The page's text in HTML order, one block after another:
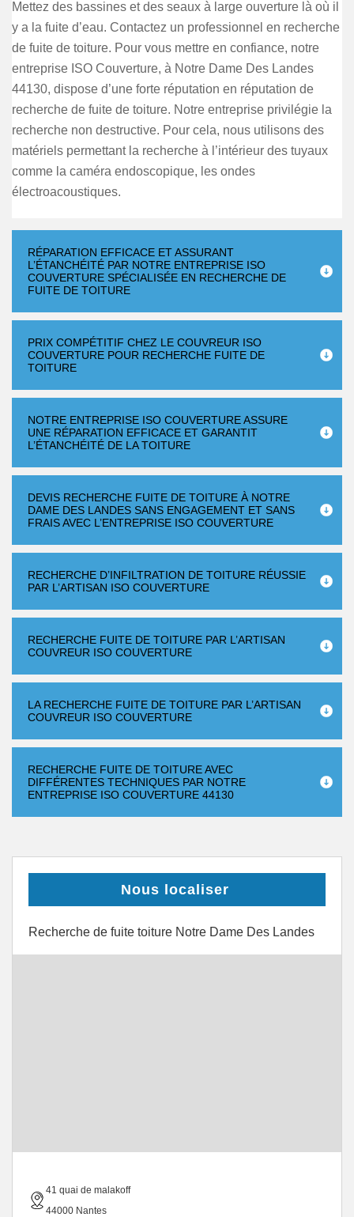
Mettez des bassines et des seaux à large ouverture là où il
y a la fuite d’eau. Contactez un professionnel en recherche
de fuite de toiture. Pour vous mettre en confiance, notre
entreprise ISO Couverture, à Notre Dame Des Landes
44130, dispose d’une forte réputation en réputation de
recherche de fuite de toiture. Notre entreprise privilégie la
recherche non destructive. Pour cela, nous utilisons des
matériels permettant la recherche à l’intérieur des tuyaux
comme la caméra endoscopique, les ondes
électroacoustiques.
RÉPARATION EFFICACE ET ASSURANT
L’ÉTANCHÉITÉ PAR NOTRE ENTREPRISE ISO
COUVERTURE SPÉCIALISÉE EN RECHERCHE DE
FUITE DE TOITURE
PRIX COMPÉTITIF CHEZ LE COUVREUR ISO
COUVERTURE POUR RECHERCHE FUITE DE
TOITURE
NOTRE ENTREPRISE ISO COUVERTURE ASSURE
UNE RÉPARATION EFFICACE ET GARANTIT
L’ÉTANCHÉITÉ DE LA TOITURE
DEVIS RECHERCHE FUITE DE TOITURE À NOTRE
DAME DES LANDES SANS ENGAGEMENT ET SANS
FRAIS AVEC L’ENTREPRISE ISO COUVERTURE
RECHERCHE D’INFILTRATION DE TOITURE RÉUSSIE
PAR L’ARTISAN ISO COUVERTURE
RECHERCHE FUITE DE TOITURE PAR L’ARTISAN
COUVREUR ISO COUVERTURE
LA RECHERCHE FUITE DE TOITURE PAR L’ARTISAN
COUVREUR ISO COUVERTURE
RECHERCHE FUITE DE TOITURE AVEC
DIFFÉRENTES TECHNIQUES PAR NOTRE
ENTREPRISE ISO COUVERTURE 44130
Nous localiser
Recherche de fuite toiture Notre Dame Des Landes
41 quai de malakoff
44000 Nantes